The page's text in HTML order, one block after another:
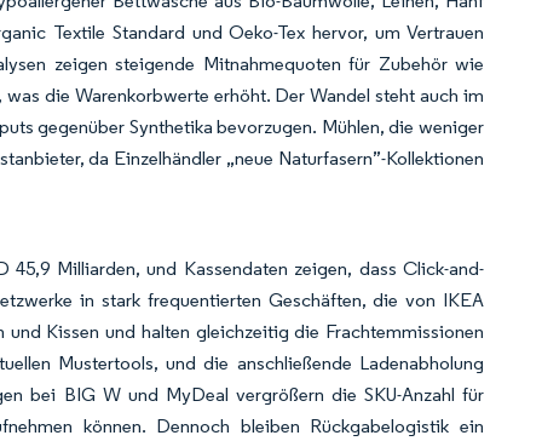
Textile Standard und Oeko-Tex hervor, um Vertrauen
zeigen steigende Mitnahmequoten für Zubehör wie
die Warenkorbwerte erhöht. Der Wandel steht auch im
gegenüber Synthetika bevorzugen. Mühlen, die weniger
da Einzelhändler „neue Naturfasern”-Kollektionen
Milliarden, und Kassendaten zeigen, dass Click-and-
in stark frequentierten Geschäften, die von IKEA
Kissen und halten gleichzeitig die Frachtemmissionen
Mustertools, und die anschließende Ladenabholung
bei BIG W und MyDeal vergrößern die SKU-Anzahl für
können. Dennoch bleiben Rückgabelogistik ein